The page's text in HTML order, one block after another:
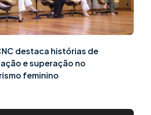
destaca histórias de
e superação no
feminino